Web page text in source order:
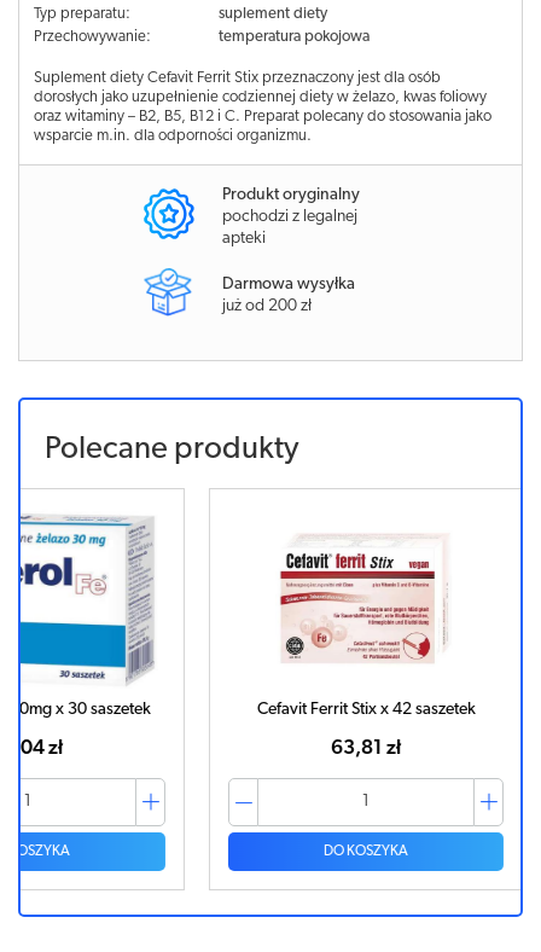
Typ preparatu:
suplement diety
Przechowywanie:
temperatura pokojowa
Suplement diety Cefavit Ferrit Stix przeznaczony jest dla osób
dorosłych jako uzupełnienie codziennej diety w żelazo, kwas foliowy
oraz witaminy – B2, B5, B12 i C. Preparat polecany do stosowania jako
wsparcie m.in. dla odporności organizmu.
Produkt oryginalny
pochodzi z legalnej
apteki
Darmowa wysyłka
już od 200 zł
Polecane produkty
Cefavit Ferrit Stix x 42 saszetek